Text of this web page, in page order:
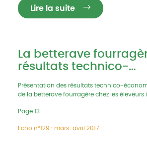
Lire la suite
La betterave
résultats technico-
Présentation des résultats technico-
de la betterave fourragère chez les éleveurs
Page 13
Echo n°129 : mars-avril 2017